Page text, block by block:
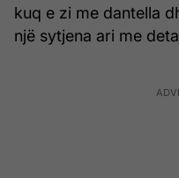
kuq e zi me dantella
një sytjena ari me